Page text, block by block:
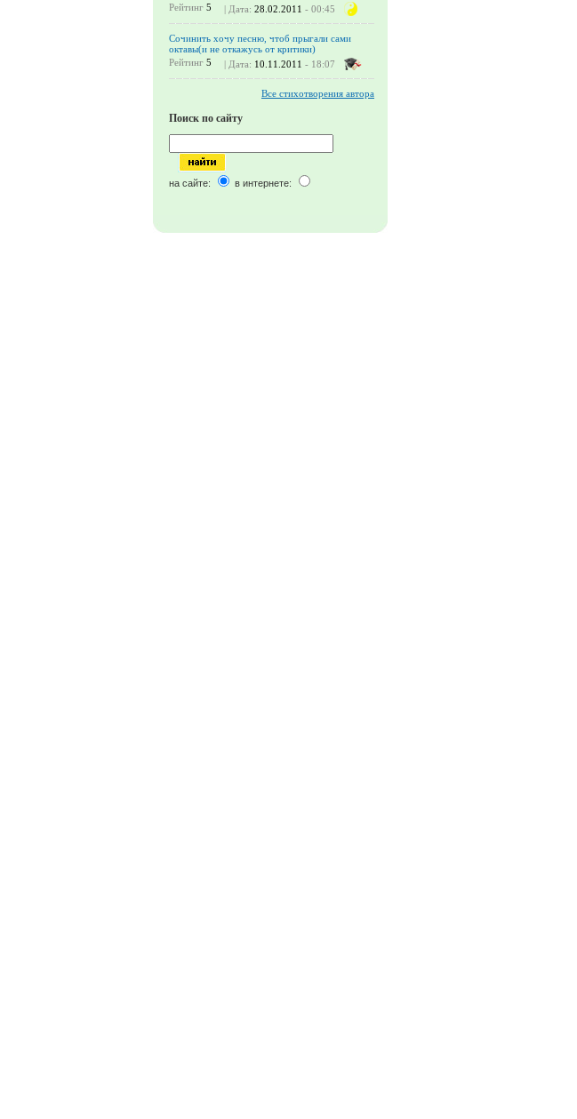
Рейтинг 5 | Дата: 28.02.2011 - 00:45
Сочинить хочу песню, чтоб прыгали сами
октавы(и не откажусь от критики)
Рейтинг 5 | Дата: 10.11.2011 - 18:07
Все стихотворения автора
Поиск по сайту
на сайте: в интернете: